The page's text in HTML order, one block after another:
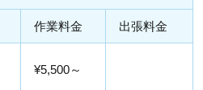
作業料金 出張料金
¥5,500～